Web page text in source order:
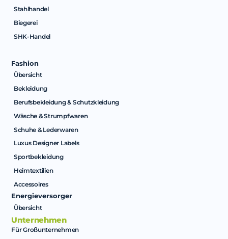
Stahlhandel
Biegerei
SHK-Handel
Fashion
Übersicht
Bekleidung
Berufsbekleidung & Schutzkleidung
Wäsche & Strumpfwaren
Schuhe & Lederwaren
Luxus Designer Labels
Sportbekleidung
Heimtextilien
Accessoires
Energieversorger
Übersicht
Unternehmen
Für Großunternehmen